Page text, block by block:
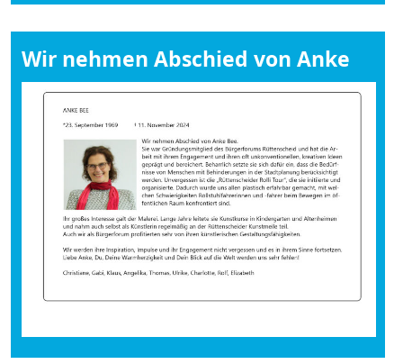
Wir nehmen Abschied von Anke